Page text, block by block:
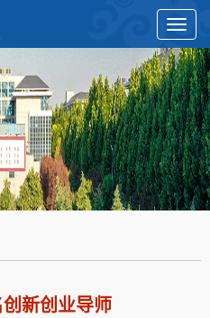
Toggle
新创业导师